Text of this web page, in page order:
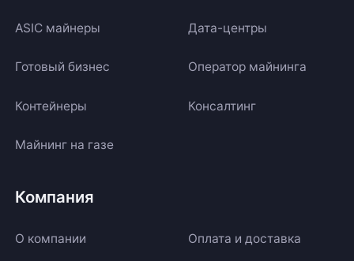
ASIC майнеры
Готовый бизнес
Контейнеры
Майнинг на газе
Дата-центры
Оператор майнинга
Консалтинг
Компания
О компании Оплата и доставка